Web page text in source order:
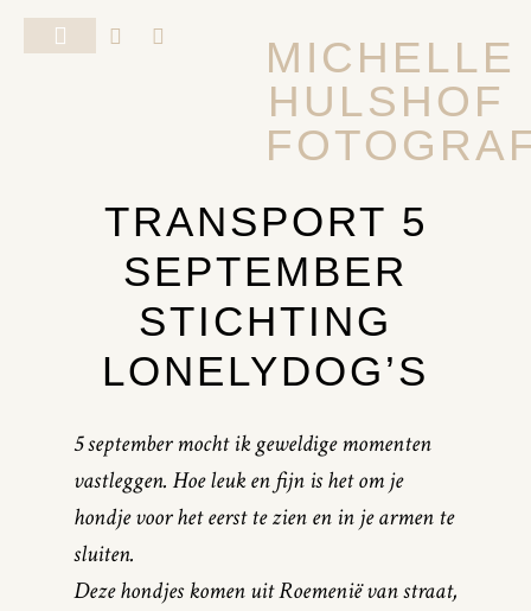
MICHELLE
HULSHOF
TRANSPORT 5
SEPTEMBER
STICHTING
LONELYDOG’S
5 september mocht ik geweldige momenten
vastleggen. Hoe leuk en fijn is het om je
hondje voor het eerst te zien en in je armen te
sluiten.
Deze hondjes komen uit Roemenië van straat,